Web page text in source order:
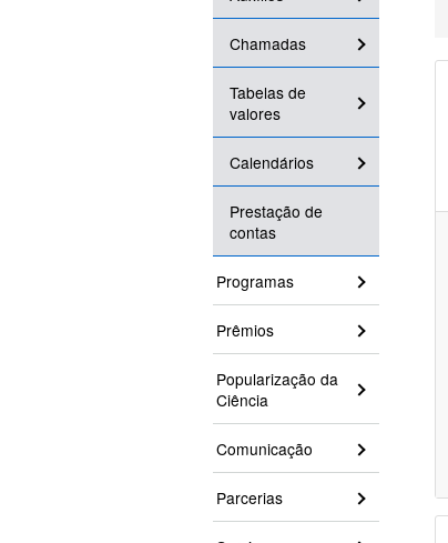
Chamadas
Tabelas de
valores
Calendários
Prestação de
contas
Programas
Prêmios
Popularização da
Ciência
Comunicação
Parcerias